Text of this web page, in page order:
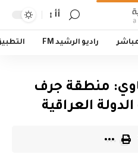
أأ
راديو الرشيد FM
منطقة جرف
العراقية